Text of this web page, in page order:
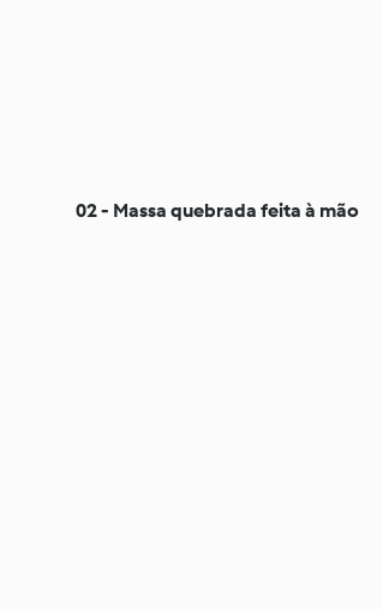
02 - Massa quebrada feita à mão